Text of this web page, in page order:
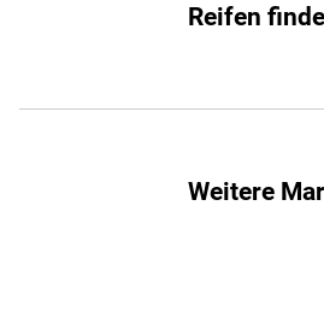
Reifen
Weitere